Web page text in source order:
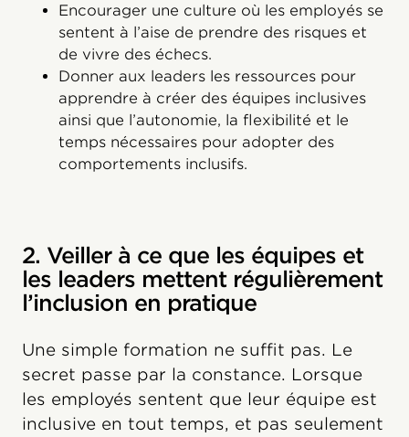
Encourager une culture où les employés se
sentent à l’aise de prendre des risques et
de vivre des échecs.
Donner aux leaders les ressources pour
apprendre à créer des équipes inclusives
ainsi que l’autonomie, la flexibilité et le
temps nécessaires pour adopter des
comportements inclusifs.
2. Veiller à ce que les équipes et
les leaders mettent régulièrement
l’inclusion en pratique
Une simple formation ne suffit pas. Le
secret passe par la constance. Lorsque
les employés sentent que leur équipe est
inclusive en tout temps, et pas seulement